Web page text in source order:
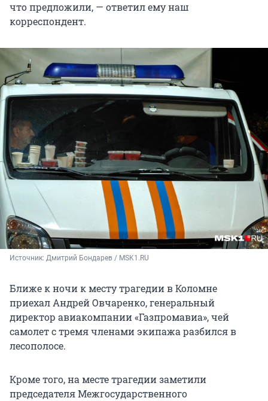
что предложили, — ответил ему наш
корреспондент.
Источник: Дмитрий Бондарев / MSK1.RU
Ближе к ночи к месту трагедии в Коломне
приехал Андрей Овчаренко, генеральный
директор авиакомпании «Газпромавиа», чей
самолет с тремя членами экипажа разбился в
лесополосе.
Кроме того, на месте трагедии заметили
председателя Межгосударственного